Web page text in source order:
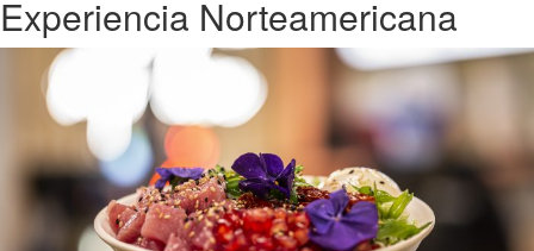
Experiencia Norteamericana